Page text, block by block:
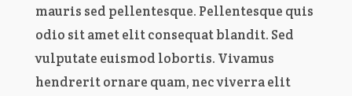
mauris sed pellentesque. Pellentesque quis
odio sit amet elit consequat blandit. Sed
vulputate euismod lobortis. Vivamus
hendrerit ornare quam, nec viverra elit